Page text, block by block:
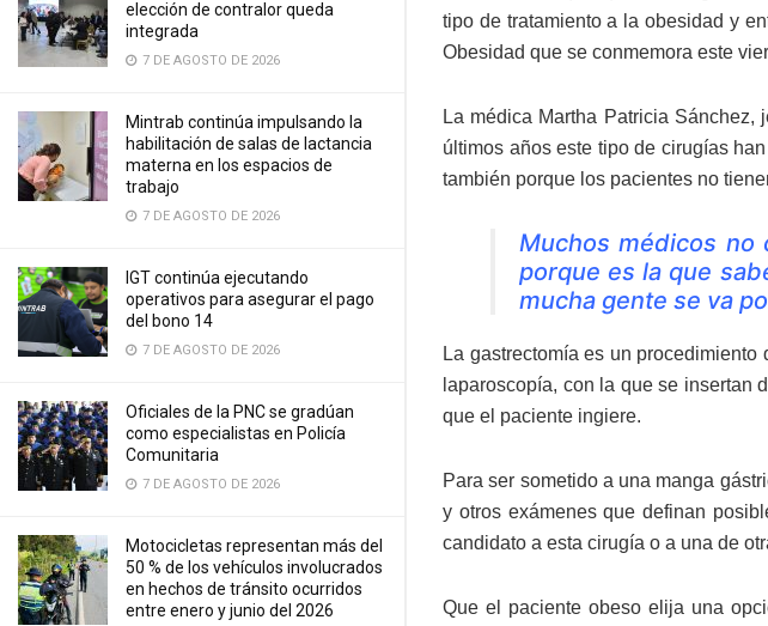
elección de contralor queda
integrada
7 DE AGOSTO DE 2026
Mintrab continúa impulsando la
habilitación de salas de lactancia
materna en los espacios de
trabajo
7 DE AGOSTO DE 2026
IGT continúa ejecutando
operativos para asegurar el pago
del bono 14
7 DE AGOSTO DE 2026
Oficiales de la PNC se gradúan
como especialistas en Policía
Comunitaria
7 DE AGOSTO DE 2026
Motocicletas representan más del
50 % de los vehículos involucrados
en hechos de tránsito ocurridos
entre enero y junio del 2026
tipo de tratamiento a la obesidad y
Obesidad que se conmemora este
La médica Martha Patricia
últimos años este tipo de cirugías
también porque los pacientes no
Muchos médicos no
porque es la que
mucha gente se va
La gastrectomía es un
laparoscopía, con la que se insertan
que el paciente ingiere.
Para ser sometido a una manga
y otros exámenes que definan
candidato a esta cirugía o a una de
Que el paciente obeso elija una